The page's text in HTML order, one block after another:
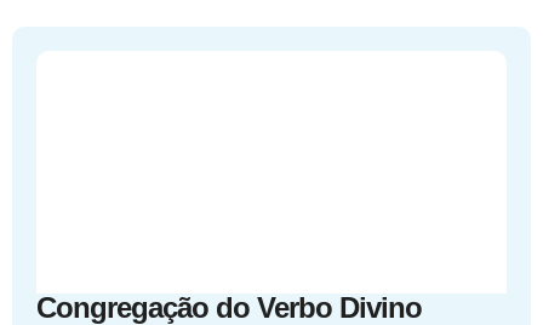
Congregação do Verbo Divino